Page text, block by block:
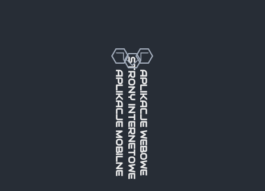
APLIKACJE MOBILNESTRONY INTERNETOWEAPLIKACJE WEBOWE